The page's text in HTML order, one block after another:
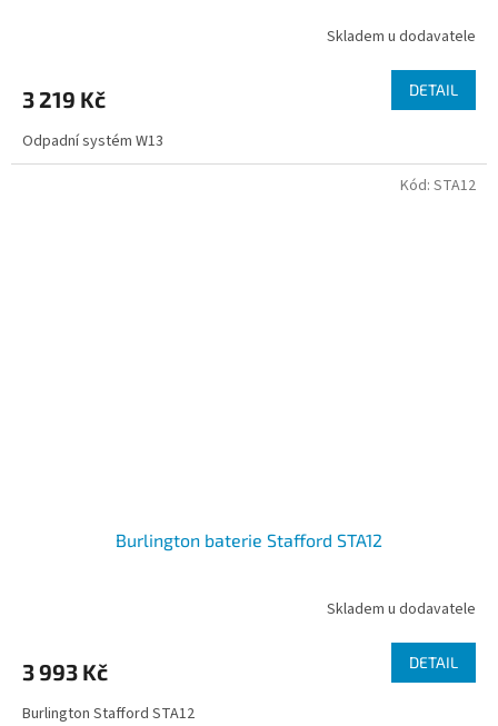
Skladem u dodavatele
3 219 Kč DETAIL
Odpadní systém W13
Burlington baterie Stafford STA12
Skladem u dodavatele
3 993 Kč DETAIL
Burlington Stafford STA12
Kód: STA12